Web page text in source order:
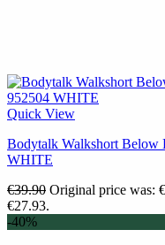
Quick View
Bodytalk Walkshort Below
WHITE
€39.90 Original price was:
€27.93.
-40%